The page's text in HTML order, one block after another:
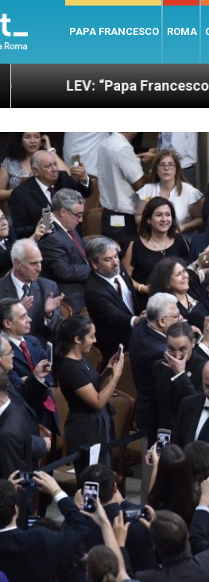
PAPA FRANCESCO ROMA
Francesco. Un uomo di